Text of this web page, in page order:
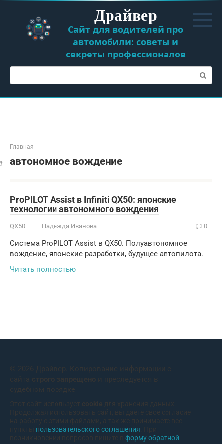
Перейти
контенту
Драйвер
Сайт для водителей про
автомобили: советы и
секреты профессионалов
Поиск:
Главная
автономное вождение
ProPILOT Assist в Infiniti QX50: японские
технологии автономного вождения
QX50 Надежда Иванова 0
Система ProPILOT Assist в QX50. Полуавтономное
вождение, японские разработки, будущее автопилота.
Читать полностью
© 2026 Драйвер. Копирование информации с
сайта строго запрещено и преследуется в
судебном порядке
Этот сайт использует cookie для хранения данных.
Продолжая использовать сайт, вы даете свое согласие
на работу с этими файлами, а так же принимаете все
пункты пользовательского соглашения . При
возникновении вопросов пишите в форму обратной